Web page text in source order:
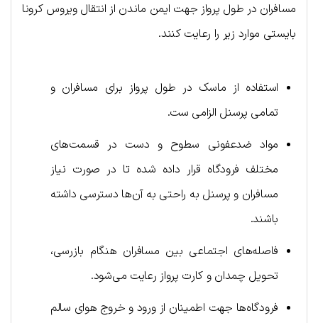
مسافران در طول پرواز جهت ایمن ماندن از انتقال ویروس کرونا
بایستی موارد زیر را رعایت کنند.
استفاده از ماسک در طول پرواز برای مسافران و
تمامی پرسنل الزامی ست.
مواد ضدعفونی سطوح و دست در قسمت‌های
مختلف فرودگاه قرار داده شده تا در صورت نیاز
مسافران و پرسنل به راحتی به آن‌ها دسترسی داشته
باشند.
فاصله‌های اجتماعی بین مسافران هنگام بازرسی،
تحویل چمدان و کارت پرواز رعایت می‌شود.
فرودگاه‌ها جهت اطمینان از ورود و خروج هوای سالم